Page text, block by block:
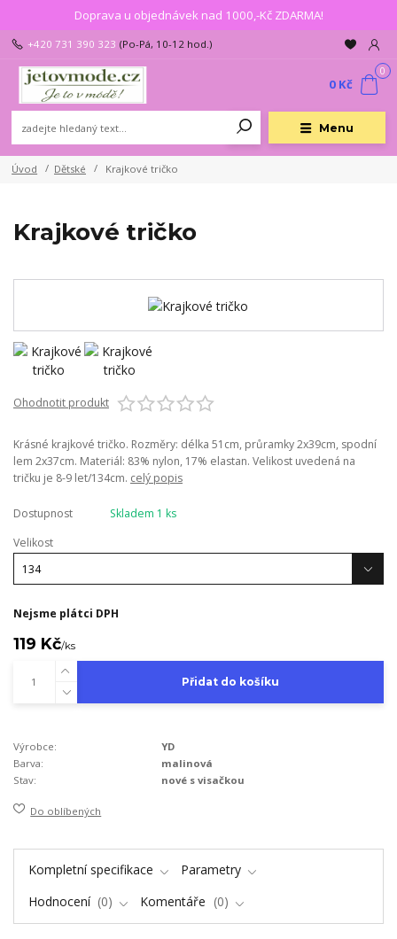
Doprava u objednávek nad 1000,-Kč ZDARMA!
Menu
+420 731 390 323 (Po-Pá, 10-12 hod.)
0
0 Kč
Úvod Dětské Krajkové tričko
Krajkové tričko
Ohodnotit produkt
Krásné krajkové tričko. Rozměry: délka 51cm, průramky 2x39cm, spodní
lem 2x37cm. Materiál: 83% nylon, 17% elastan. Velikost uvedená na
tričku je 8-9 let/134cm. celý popis
Dostupnost
Skladem 1 ks
Velikost
Nejsme plátci DPH
119 Kč/ks
Přidat do košíku
Výrobce:
YD
Barva:
malinová
Stav:
nové s visačkou
Do oblíbených
Kompletní specifikace
Parametry
Hodnocení
0 Komentáře 0